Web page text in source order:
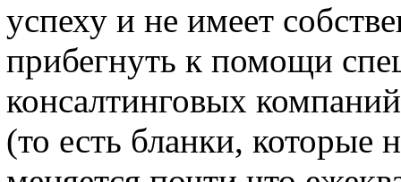
успеху и не имеет
прибегнуть к помощи
консалтинговых
(то есть бланки, которые